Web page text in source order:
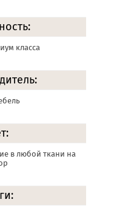
класса
в любой ткани на